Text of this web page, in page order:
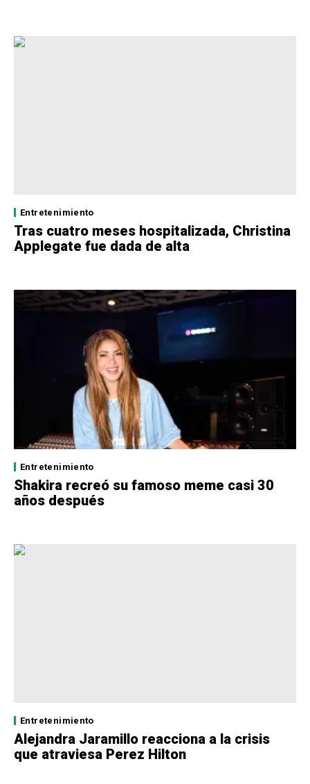
Entretenimiento
Tras cuatro meses hospitalizada, Christina
Applegate fue dada de alta
Entretenimiento
Shakira recreó su famoso meme casi 30
años después
Entretenimiento
Alejandra Jaramillo reacciona a la crisis
que atraviesa Perez Hilton